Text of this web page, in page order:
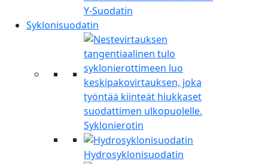
Y-Suodatin
Syklonisuodatin
Syklonierotin
Hydrosyklonisuodatin